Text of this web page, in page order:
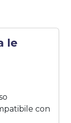
le
con